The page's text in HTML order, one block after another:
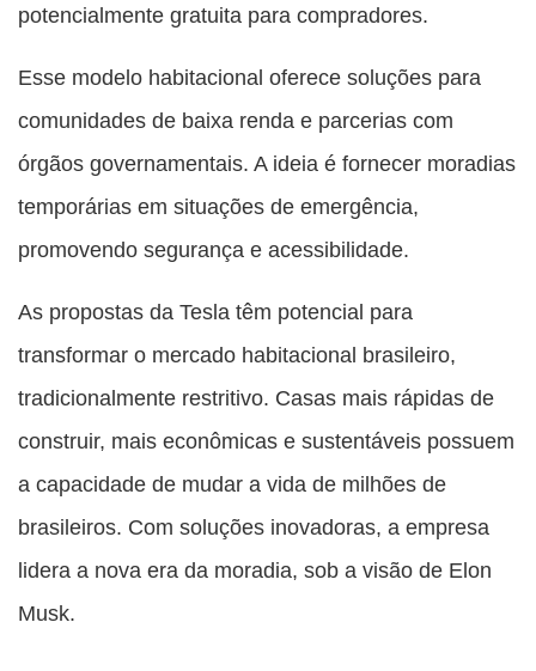
potencialmente gratuita para compradores.
Esse modelo habitacional oferece soluções para
comunidades de baixa renda e parcerias com
órgãos governamentais. A ideia é fornecer moradias
temporárias em situações de emergência,
promovendo segurança e acessibilidade.
As propostas da Tesla têm potencial para
transformar o mercado habitacional brasileiro,
tradicionalmente restritivo. Casas mais rápidas de
construir, mais econômicas e sustentáveis possuem
a capacidade de mudar a vida de milhões de
brasileiros. Com soluções inovadoras, a empresa
lidera a nova era da moradia, sob a visão de Elon
Musk.